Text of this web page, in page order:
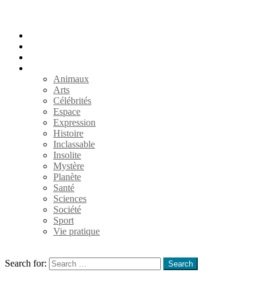
Animaux
Arts
Célébrités
Espace
Expression
Histoire
Inclassable
Insolite
Mystère
Planète
Santé
Sciences
Société
Sport
Vie pratique
Search for:
Search